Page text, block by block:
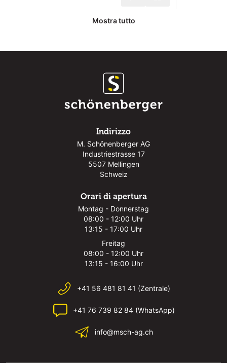
Mostra tutto
Indirizzo
M. Schönenberger AG
Industriestrasse 17
5507 Mellingen
Schweiz
Orari di apertura
Montag - Donnerstag
08:00 - 12:00 Uhr
13:15 - 17:00 Uhr
Freitag
08:00 - 12:00 Uhr
13:15 - 16:00 Uhr
+41 56 481 81 41 (Zentrale)
+41 76 739 82 84 (WhatsApp)
info@msch-ag.ch